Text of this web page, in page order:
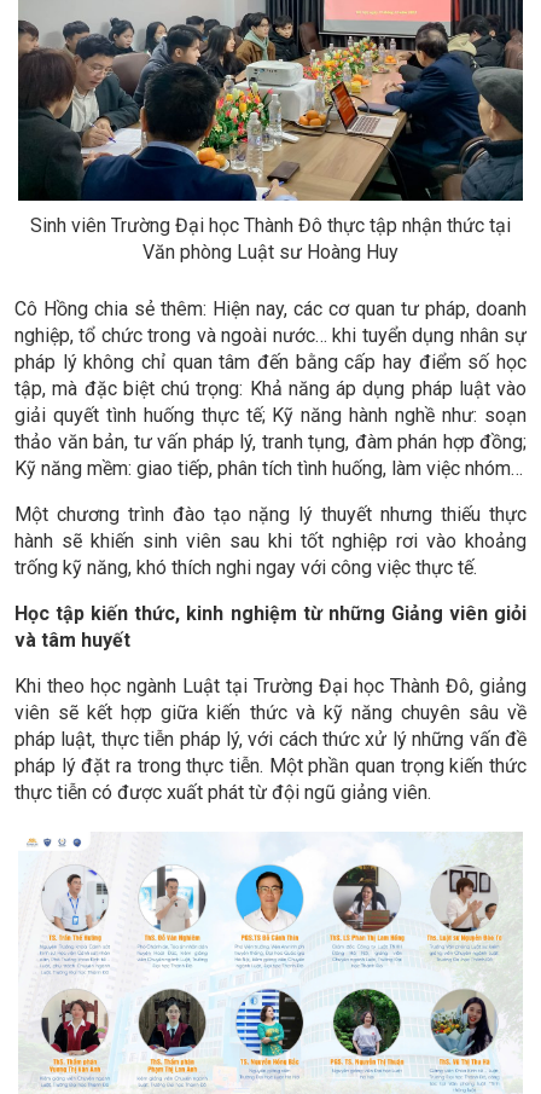
Sinh viên Trường Đại học Thành Đô thực tập nhận thức tại
Văn phòng Luật sư Hoàng Huy
Cô Hồng chia sẻ thêm: Hiện nay, các cơ quan tư pháp, doanh
nghiệp, tổ chức trong và ngoài nước… khi tuyển dụng nhân sự
pháp lý không chỉ quan tâm đến bằng cấp hay điểm số học
tập, mà đặc biệt chú trọng: Khả năng áp dụng pháp luật vào
giải quyết tình huống thực tế; Kỹ năng hành nghề như: soạn
thảo văn bản, tư vấn pháp lý, tranh tụng, đàm phán hợp đồng;
Kỹ năng mềm: giao tiếp, phân tích tình huống, làm việc nhóm…
Một chương trình đào tạo nặng lý thuyết nhưng thiếu thực
hành sẽ khiến sinh viên sau khi tốt nghiệp rơi vào khoảng
trống kỹ năng, khó thích nghi ngay với công việc thực tế.
Học tập kiến thức, kinh nghiệm từ những Giảng viên giỏi
và tâm huyết
Khi theo học ngành Luật tại Trường Đại học Thành Đô, giảng
viên sẽ kết hợp giữa kiến thức và kỹ năng chuyên sâu về
pháp luật, thực tiễn pháp lý, với cách thức xử lý những vấn đề
pháp lý đặt ra trong thực tiễn. Một phần quan trọng kiến thức
thực tiễn có được xuất phát từ đội ngũ giảng viên.